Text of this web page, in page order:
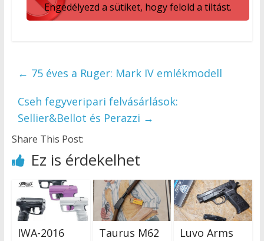
Engedélyezd a sütiket, hogy felold a tiltást.
← 75 éves a Ruger: Mark IV emlékmodell
Cseh fegyveripari felvásárlások:
Sellier&Bellot és Perazzi →
Share This Post:
Ez is érdekelhet
IWA-2016
Taurus M62
Luvo Arms